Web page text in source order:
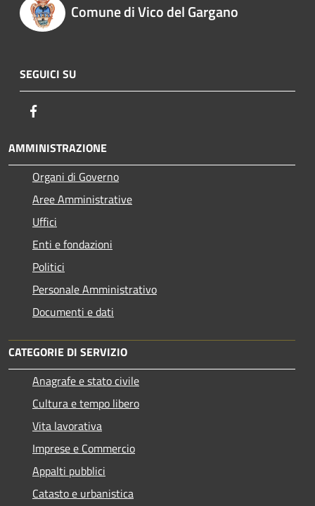
Comune di Vico del Gargano
SEGUICI SU
AMMINISTRAZIONE
Organi di Governo
Aree Amministrative
Uffici
Enti e fondazioni
Politici
Personale Amministrativo
Documenti e dati
CATEGORIE DI SERVIZIO
Anagrafe e stato civile
Cultura e tempo libero
Vita lavorativa
Imprese e Commercio
Appalti pubblici
Catasto e urbanistica